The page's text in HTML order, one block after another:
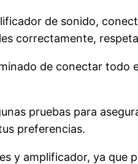
de sonido,
correctamente,
de conectar todo
pruebas para
preferencias.
y amplificador, ya que